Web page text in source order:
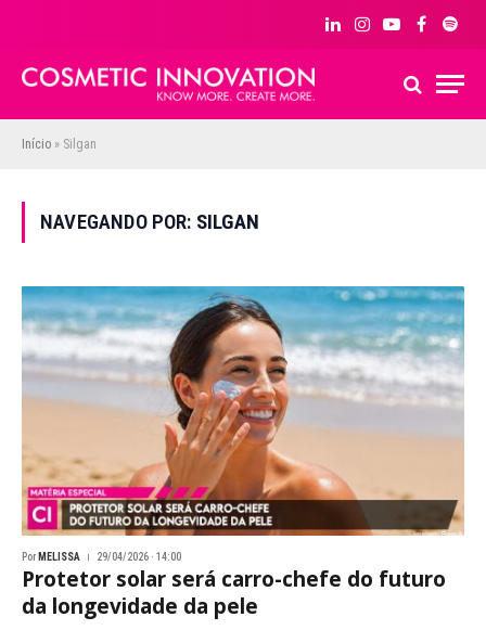
LinkedInInstagram
YouTubeFacebook
Início » Silgan
NAVEGANDO POR: SILGAN
Por MELISSA 29/04/2026 · 14:00
Protetor solar será carro-chefe do futuro
da longevidade da pele